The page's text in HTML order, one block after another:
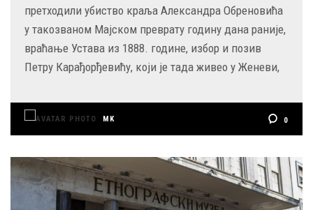
претходили убиство краља Александра Обреновића
у такозваном Мајском преврату годину дана раније,
враћање Устава из 1888. године, избор и позив
Петру Карађорђевићу, који је тада живео у Женеви,
MK 0